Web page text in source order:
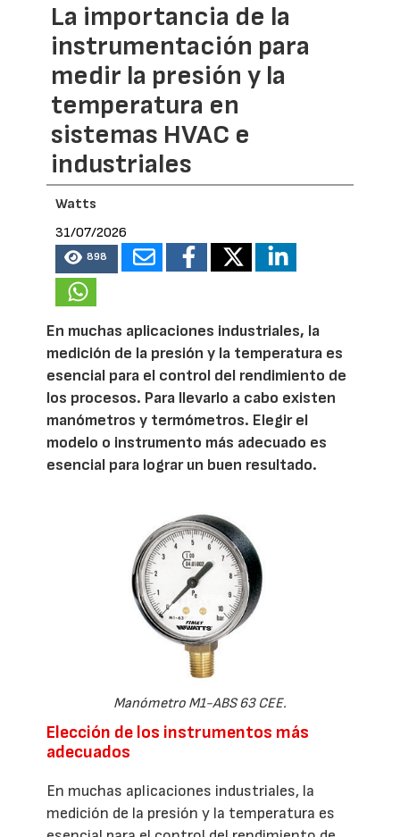
La importancia de la
instrumentación para
medir la presión y la
temperatura en
sistemas HVAC e
industriales
Watts
31/07/2026
898
En muchas aplicaciones industriales, la
medición de la presión y la temperatura es
esencial para el control del rendimiento de
los procesos. Para llevarlo a cabo existen
manómetros y termómetros. Elegir el
modelo o instrumento más adecuado es
esencial para lograr un buen resultado.
Manómetro M1-ABS 63 CEE.
Elección de los instrumentos más
adecuados
En muchas aplicaciones industriales, la
medición de la presión y la temperatura es